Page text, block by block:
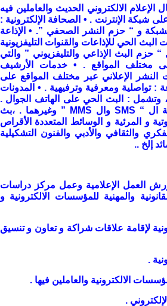
الإعلام الالكتروني الحديث والعاملين فيه
على شبكة الإنترنت . • الصحافة الإلكترونية :
و “ حزم النشر الصحفي ”. • الإذاعة
البث الحي للإذاعات والقنوات التليفزيونية
البث الإذاعي والتليفزيوني ” والتي
مختلف المواقع . •خدمات الأرشيف
النشر الإعلاني عبر مختلف المواقع على
: تواصلية ومعرفية وترفيهية . • المدونات
وتشمل : البث الحي على الهاتف الجوال .
ال “ SMS وال
وغيرهما . ،بث
و المرئية و الوسائط المتعددة الأقراص
والثقافي والأدبي والفنون التشكيلية
إلخ ..
العمل الإعلامية وعمل مركز دراسات
والمهنية للمؤسسات الالكترونية و
لإقامة علاقات شراكة و تعاون و تنسيق
.